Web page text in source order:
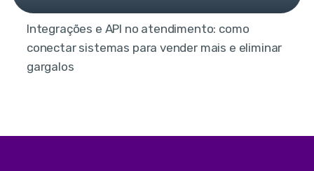
Integrações e API no atendimento: como
conectar sistemas para vender mais e eliminar
gargalos